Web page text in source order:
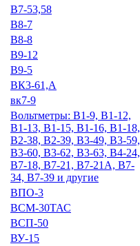
В7-53,58
В8-7
В8-8
В9-12
В9-5
ВК3-61,А
вк7-9
Вольтметры: В1-9, В1-12,
В1-13, В1-15, В1-16, В1-18,
В2-38, В2-39, В3-49, В3-59,
В3-60, В3-62, В3-63, В4-24,
В7-18, В7-21, В7-21А, В7-
34, В7-39 и другие
ВПО-3
ВСМ-30ТАС
ВСП-50
ВУ-15